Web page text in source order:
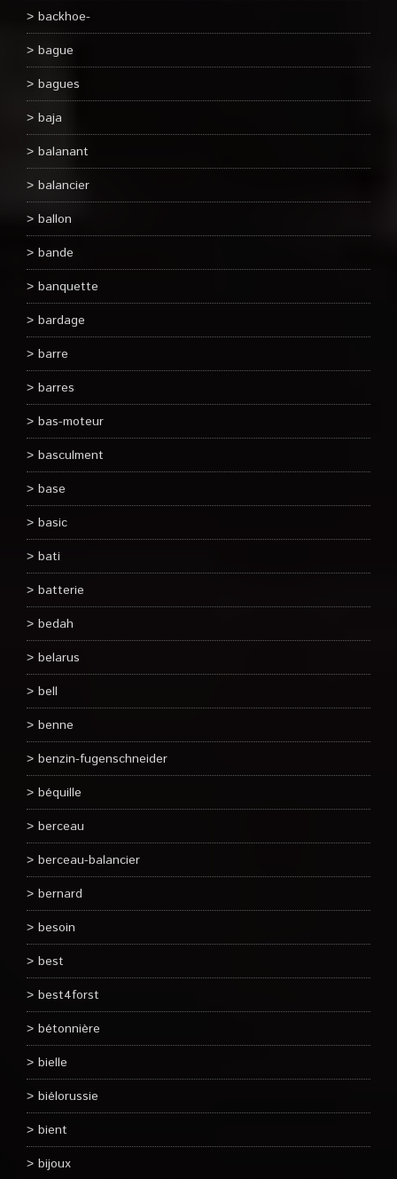
backhoe-
bague
bagues
baja
balanant
balancier
ballon
bande
banquette
bardage
barre
barres
bas-moteur
basculment
base
basic
bati
batterie
bedah
belarus
bell
benne
benzin-fugenschneider
béquille
berceau
berceau-balancier
bernard
besoin
best
best4forst
bétonnière
bielle
biélorussie
bient
bijoux